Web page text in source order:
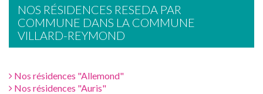
NOS RÉSIDENCES RESEDA PAR
COMMUNE DANS LA COMMUNE
VILLARD-REYMOND
Nos résidences "Allemond"
Nos résidences "Auris"